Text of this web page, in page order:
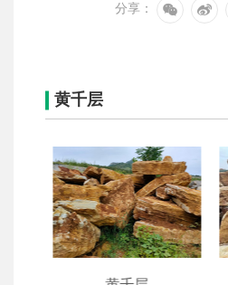
分享：
黄千层